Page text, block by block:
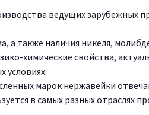
ведущих зарубежных
а также наличия никеля,
химические свойства,
условиях.
марок нержавейки
в самых разных отраслях